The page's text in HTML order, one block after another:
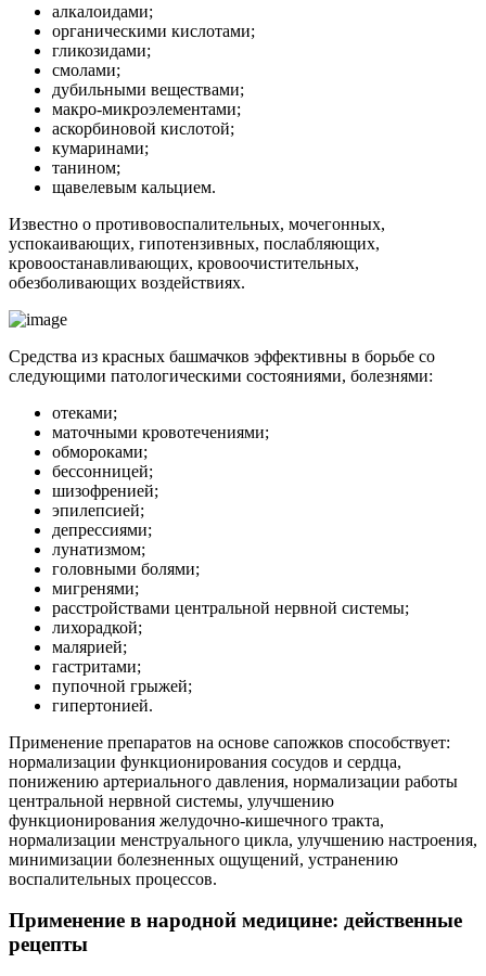
алкалоидами;
органическими кислотами;
гликозидами;
смолами;
дубильными веществами;
макро-микроэлементами;
аскорбиновой кислотой;
кумаринами;
танином;
щавелевым кальцием.
Известно о противовоспалительных, мочегонных,
успокаивающих, гипотензивных, послабляющих,
кровоостанавливающих, кровоочистительных,
обезболивающих воздействиях.
Средства из красных башмачков эффективны в борьбе со
следующими патологическими состояниями, болезнями:
отеками;
маточными кровотечениями;
обмороками;
бессонницей;
шизофренией;
эпилепсией;
депрессиями;
лунатизмом;
головными болями;
мигренями;
расстройствами центральной нервной системы;
лихорадкой;
малярией;
гастритами;
пупочной грыжей;
гипертонией.
Применение препаратов на основе сапожков способствует:
нормализации функционирования сосудов и сердца,
понижению артериального давления, нормализации работы
центральной нервной системы, улучшению
функционирования желудочно-кишечного тракта,
нормализации менструального цикла, улучшению настроения,
минимизации болезненных ощущений, устранению
воспалительных процессов.
Применение в народной медицине: действенные
рецепты